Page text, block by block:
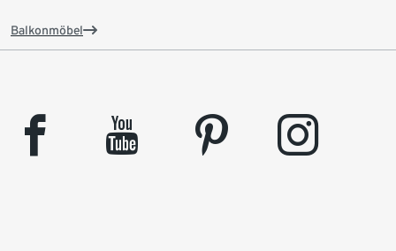
Balkonmöbel
facebook youtube pinterest instagram